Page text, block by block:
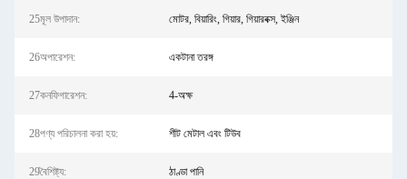
25মূল উপাদান: মোটর, বিয়ারিং, গিয়ার, গিয়ারবক্স, ইঞ্জিন
26অপারেশন: একটানা তরঙ্গ
27কনফিগারেশন: 4-অক্ষ
28পণ্য পরিচালনা করা হয়: শীট মেটাল এবং টিউব
29বৈশিষ্ট্য: ঠাণ্ডা পানি